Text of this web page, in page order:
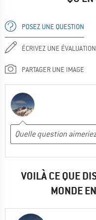
POSEZ UNE QUESTION
ÉCRIVEZ UNE ÉVALUATION
PARTAGER UNE IMAGE
VOILÀ CE QUE
MONDE